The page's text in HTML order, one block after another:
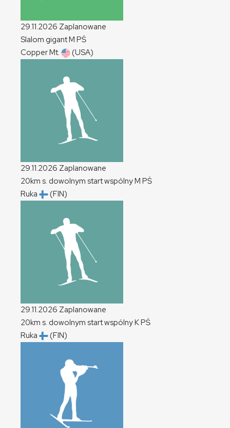
29.11.2026 Zaplanowane
Slalom gigantM PŚ
Copper Mt.
(USA)
29.11.2026 Zaplanowane
20km s. dowolnym start wspólnyM PŚ
Ruka
(FIN)
29.11.2026 Zaplanowane
20km s. dowolnym start wspólnyKPŚ
Ruka
(FIN)